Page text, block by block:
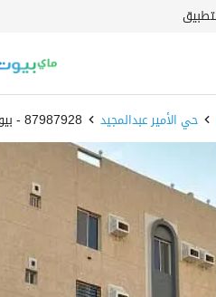
حي الأمير عبدالمجيد 87987928 - بيوت